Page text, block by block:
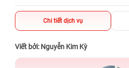
Chi tiết dịch vụ
Viết bởi: Nguyễn Kim Kỳ